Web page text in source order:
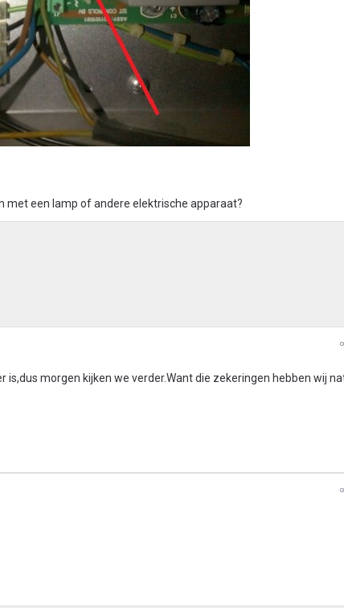
met een lamp of andere elektrische apparaat?
is,dus morgen kijken we verder.Want die zekeringen hebben wij